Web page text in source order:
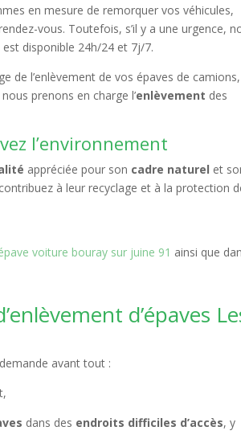
en mesure de remorquer vos véhicules,
vous. Toutefois, s’il y a une urgence,
disponible 24h/24 et 7j/7.
de l’enlèvement de vos épaves de camions,
nous prenons en charge l’enlèvement des
l’environnement
appréciée pour son cadre naturel et
à leur recyclage et à la protection
voiture bouray sur juine 91 ainsi que
d’épaves
avant tout :
dans des endroits difficiles d’accès, y